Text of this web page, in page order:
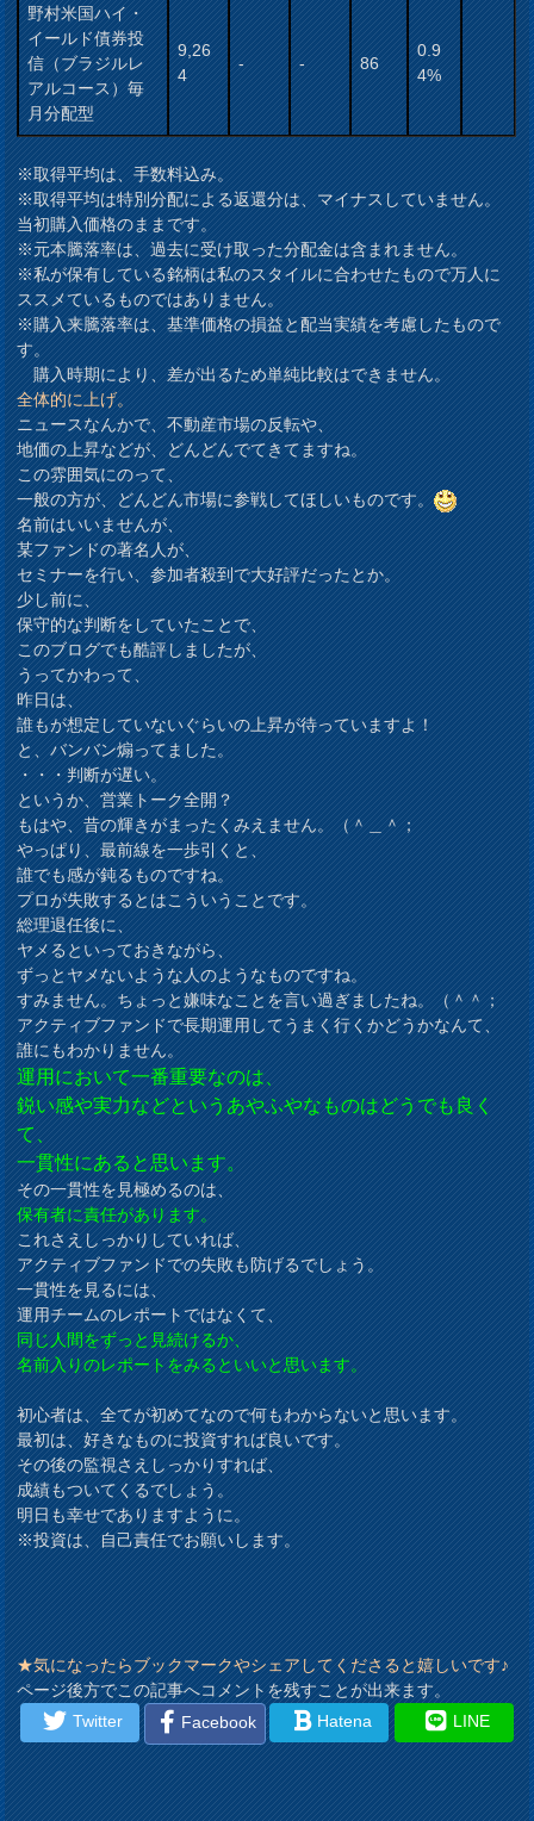
野村米国ハイ・
イールド債券投
信（ブラジルレ
アルコース）毎
月分配型
9,26
4
- - 86
0.9
4%
※取得平均は、手数料込み。
※取得平均は特別分配による返還分は、マイナスしていません。
当初購入価格のままです。
※元本騰落率は、過去に受け取った分配金は含まれません。
※私が保有している銘柄は私のスタイルに合わせたもので万人に
ススメているものではありません。
※購入来騰落率は、基準価格の損益と配当実績を考慮したもので
す。
購入時期により、差が出るため単純比較はできません。
全体的に上げ。
ニュースなんかで、不動産市場の反転や、
地価の上昇などが、どんどんでてきてますね。
この雰囲気にのって、
一般の方が、どんどん市場に参戦してほしいものです。
名前はいいませんが、
某ファンドの著名人が、
セミナーを行い、参加者殺到で大好評だったとか。
少し前に、
保守的な判断をしていたことで、
このブログでも酷評しましたが、
うってかわって、
昨日は、
誰もが想定していないぐらいの上昇が待っていますよ！
と、バンバン煽ってました。
・・・判断が遅い。
というか、営業トーク全開？
もはや、昔の輝きがまったくみえません。（＾＿＾；
やっぱり、最前線を一歩引くと、
誰でも感が鈍るものですね。
プロが失敗するとはこういうことです。
総理退任後に、
ヤメるといっておきながら、
ずっとヤメないような人のようなものですね。
すみません。ちょっと嫌味なことを言い過ぎましたね。（＾＾；
アクティブファンドで長期運用してうまく行くかどうかなんて、
誰にもわかりません。
運用において一番重要なのは、
鋭い感や実力などというあやふやなものはどうでも良く
て、
一貫性にあると思います。
その一貫性を見極めるのは、
保有者に責任があります。
これさえしっかりしていれば、
アクティブファンドでの失敗も防げるでしょう。
一貫性を見るには、
運用チームのレポートではなくて、
同じ人間をずっと見続けるか、
名前入りのレポートをみるといいと思います。
初心者は、全てが初めてなので何もわからないと思います。
最初は、好きなものに投資すれば良いです。
その後の監視さえしっかりすれば、
成績もついてくるでしょう。
明日も幸せでありますように。
※投資は、自己責任でお願いします。
★気になったらブックマークやシェアしてくださると嬉しいです♪
ページ後方でこの記事へコメントを残すことが出来ます。
Twitter
Facebook Hatena LINE